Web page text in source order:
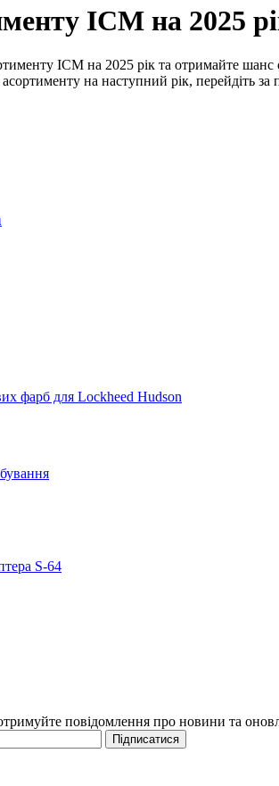
ICM на 2025
ICM на 2025 рік та отримайте
на наступний рік, перейдіть за
для Lockheed Hudson
S-64
повідомлення про новини та
Підписатися